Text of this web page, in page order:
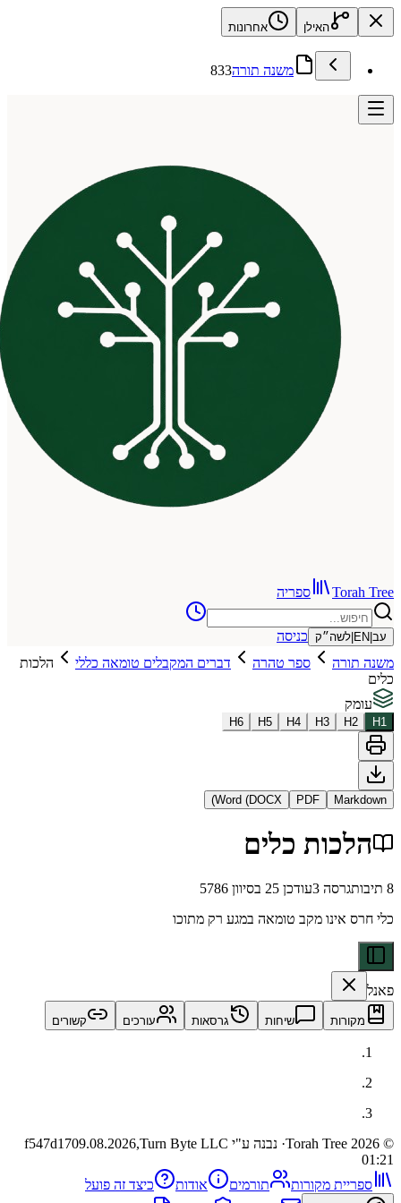
האילן אחרונות
משנה תורה833
ספריה
כניסה
ספר טהרה דברים המקבלים טומאה כללי הלכות
H3
H4
H5
H6
PDF
Word (DOCX)
כלים
3עודכן 25 בסיוון 5786
מקב טומאה במגע רק מתוכו
שיחות גרסאות עורכים קשורים
· נבנה ע"י Turn Byte LLC f547d1709.08.2026,
מקורות תורמים אודות כיצד זה פועל